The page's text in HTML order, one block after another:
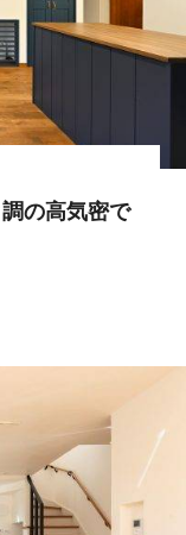
の高気密で